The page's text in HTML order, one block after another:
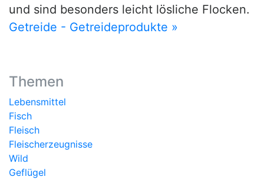
und sind besonders leicht lösliche Flocken.
Getreide - Getreideprodukte »
Themen
Lebensmittel
Fisch
Fleisch
Fleischerzeugnisse
Wild
Geflügel